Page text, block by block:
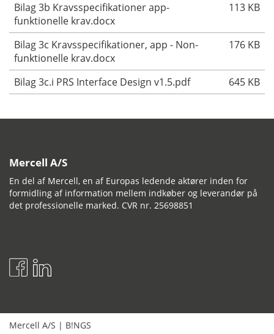
Bilag 3b Kravsspecifikationer app-
funktionelle krav.docx
113 KB
Bilag 3c Kravsspecifikationer, app - Non-
funktionelle krav.docx
176 KB
Bilag 3c.i PRS Interface Design v1.5.pdf 645 KB
Mercell A/S
En del af Mercell, en af Europas ledende aktører inden for
formidling af information mellem indkøber og leverandør på
det professionelle marked. CVR nr. 25698851
Mercell A/S | B!NGS